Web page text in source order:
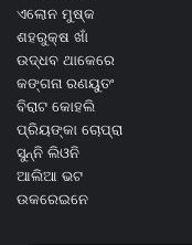
ଏଲୋନ ମୁଷ୍କ
ଶହରୁକ୍ଷ ଖାଁ
ଉଦ୍ଧବ ଥାକେରେ
କଙ୍ଗନା ରଣୟୁତଂ
ବିରାଟ କୋହଲି
ପ୍ରିୟଙ୍କା ଚୋପ୍ରା
ସୁନ୍ନି ଲିଓନି
ଆଲିଆ ଭଟ
ଉକରେଇନେ